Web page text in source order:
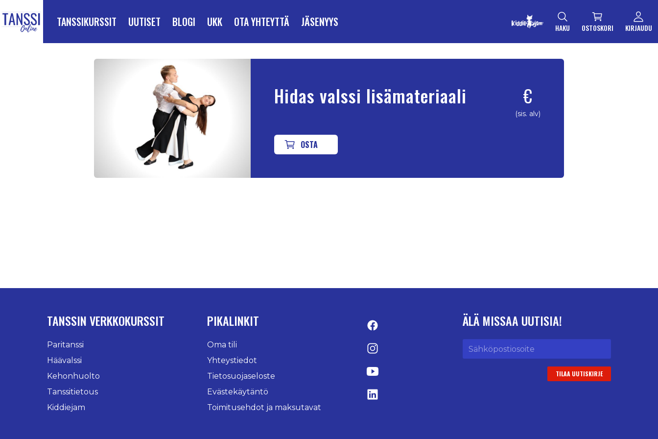
TANSSIKURSSIT UUTISET BLOGI UKK OTA YHTEYTTÄ JÄSENYYS HAKU OSTOSKORI KIRJAUDU
Hidas valssi lisämateriaali €
(sis. alv)
OSTA
TANSSIN VERKKOKURSSIT
Paritanssi
Häävalssi
Kehonhuolto
Tanssitietous
Kiddiejam
PIKALINKIT
Oma tili
Yhteystiedot
Tietosuojaseloste
Evästekäytäntö
Toimitusehdot ja maksutavat
ÄLÄ MISSAA UUTISIA!
Sähköpostiosoite